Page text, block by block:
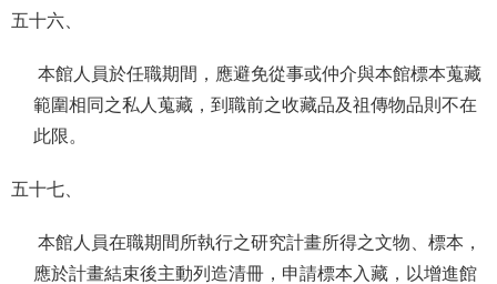
五十六、
本館人員於任職期間，應避免從事或仲介與本館標本蒐藏
範圍相同之私人蒐藏，到職前之收藏品及祖傳物品則不在
此限。
五十七、
本館人員在職期間所執行之研究計畫所得之文物、標本，
應於計畫結束後主動列造清冊，申請標本入藏，以增進館